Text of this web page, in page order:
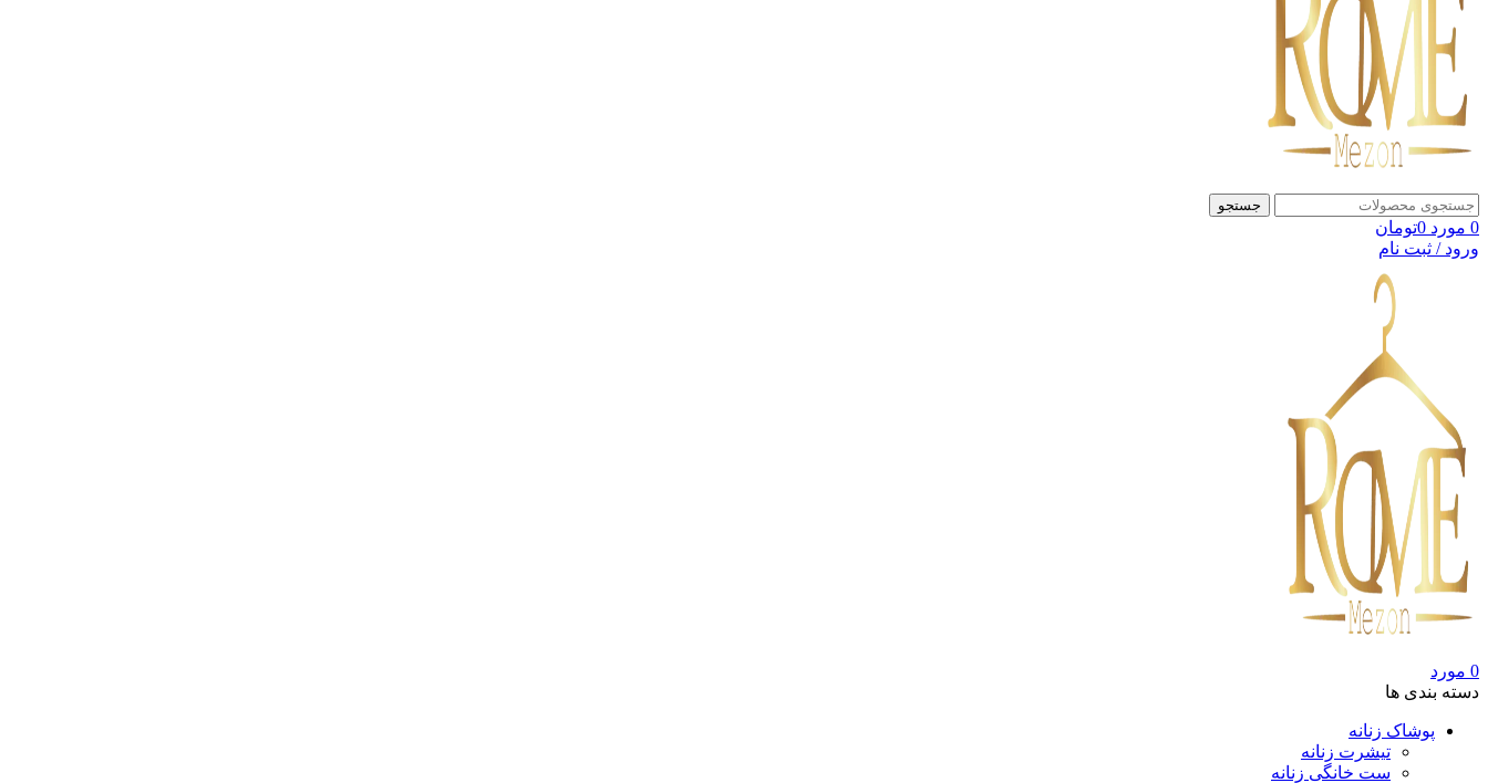
جستجو
0 مورد 0تومان
ورود / ثبت نام
0 مورد
دسته بندی ها
پوشاک زنانه
تیشرت زنانه
ست خانگی زنانه